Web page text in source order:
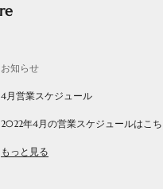
お知らせ
4月営業スケジュール
2022年4月の営業スケジュールはこ
もっと見る